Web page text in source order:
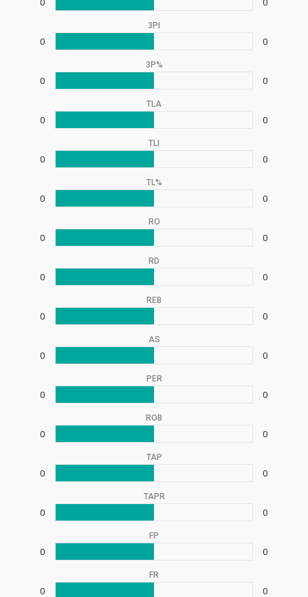
0 0
3PI
0 0
3P%
0 0
TLA
0 0
TLI
0 0
TL%
0 0
RO
0 0
RD
0 0
REB
0 0
AS
0 0
PER
0 0
ROB
0 0
TAP
0 0
TAPR
0 0
FP
0 0
FR
0 0